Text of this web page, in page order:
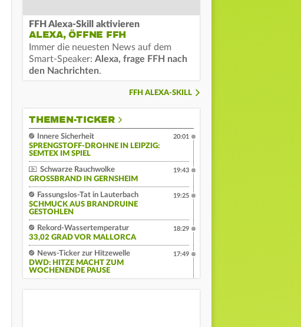
FFH Alexa-Skill aktivieren
ALEXA, ÖFFNE FFH
Immer die neuesten News auf dem
Smart-Speaker: Alexa, frage FFH nach
den Nachrichten.
FFH ALEXA-SKILL
THEMEN-TICKER
Innere Sicherheit
SPRENGSTOFF-DROHNE IN LEIPZIG:
SEMTEX IM SPIEL
20:01
Schwarze Rauchwolke
GROSSBRAND IN GERNSHEIM
19:43
Fassungslos-Tat in Lauterbach
SCHMUCK AUS BRANDRUINE
GESTOHLEN
19:25
Rekord-Wassertemperatur
33,02 GRAD VOR MALLORCA
18:29
News-Ticker zur Hitzewelle
DWD: HITZE MACHT ZUM
WOCHENENDE PAUSE
17:49